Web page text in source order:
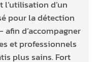
d’un
pour la détection
afin d’accompagner
et professionnels
plus sains. Fort